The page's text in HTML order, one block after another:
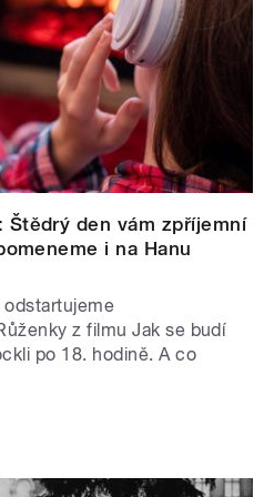
a mytologických
zahraniční titul ve
Štědrý den vám zpříjemní
i na Hanu
odstartujeme
z filmu Jak se budí
po 18. hodině. A co